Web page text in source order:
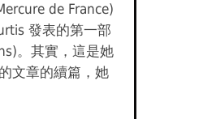
de France)
發表的第一部
。其實，這是她
文章的續篇，她